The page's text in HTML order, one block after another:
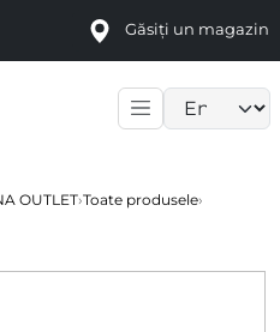
Găsiți un magazin
OUTLET›Toate produsele›